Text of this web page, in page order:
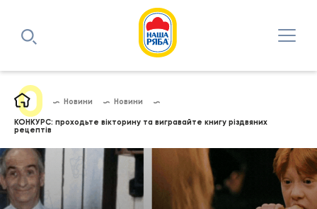
Новини Новини
КОНКУРС: проходьте вікторину та вигравайте книгу різдвяних
рецептів